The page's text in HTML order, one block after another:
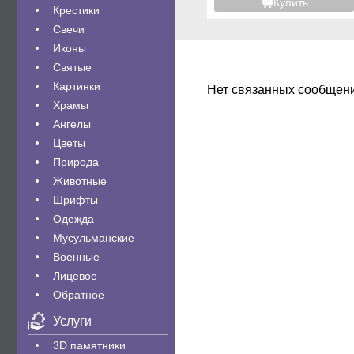
Крестики
Свечи
Иконы
Святые
Картинки
Храмы
Ангелы
Цветы
Природа
Животные
Шрифты
Одежда
Мусульманские
Военные
Лицевое
Обратное
Услуги
3D памятники
Нет связанных